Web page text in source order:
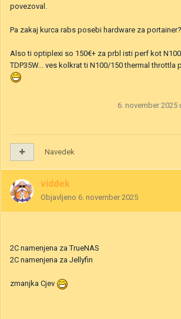
povezoval.
Pa zakaj kurca rabs posebi hardware za portainer?
Also ti optiplexi so 150€+ za prbl isti perf kot
TDP35W... ves kolkrat ti N100/150 thermal throttla
6. november 2025
Navedek
viddek
Objavljeno 6. november 2025
2C namenjena za TrueNAS
2C namenjena za Jellyfin
zmanjka Cjev